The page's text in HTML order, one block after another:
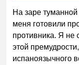
На заре
меня готовили
противника. Я не
этой
испаноязычного